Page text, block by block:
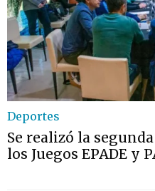
Deportes
Se realizó la
los Juegos EPADE y